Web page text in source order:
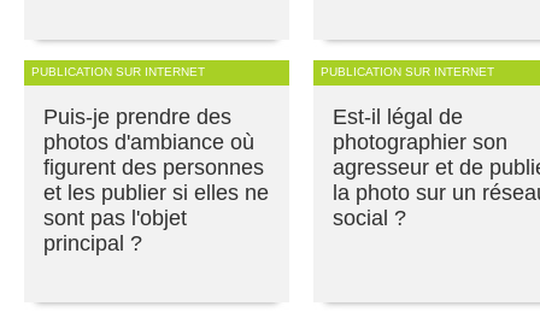
PUBLICATION SUR INTERNET
Puis-je prendre des
photos d'ambiance où
figurent des personnes
et les publier si elles ne
sont pas l'objet
principal ?
PUBLICATION SUR INTERNET
Est-il légal de
photographier son
agresseur et de
la photo sur un
social ?